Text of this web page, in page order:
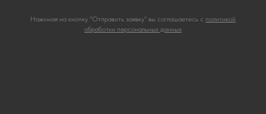
Нажимая на кнопку "Отправить заявку" вы соглашаетесь с политикой
обработки персональных данных